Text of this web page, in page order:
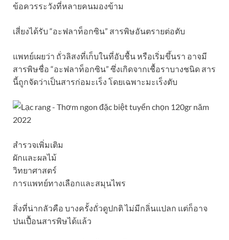
ข้อควรระวังที่หลายคนมองข้าม
เสี่ยงได้รับ “อะฟลาท็อกซิน” สารพิษอันตรายต่อตับ
แพทย์เผยว่า ถั่วลิสงที่เก็บในที่อับชื้น หรือเริ่มขึ้นรา อาจมี
สารพิษชื่อ “อะฟลาท็อกซิน” ซึ่งเกิดจากเชื้อราบางชนิด สาร
นี้ถูกจัดว่าเป็นสารก่อมะเร็ง โดยเฉพาะมะเร็งตับ
สำรวจเพิ่มเติม
ผักและผลไม้
วิทยาศาสตร์
การแพทย์ทางเลือกและสมุนไพร
สิ่งที่น่ากลัวคือ บางครั้งถั่วดูปกติ ไม่มีกลิ่นแปลก แต่ก็อาจ
ปนเปื้อนสารพิษได้แล้ว